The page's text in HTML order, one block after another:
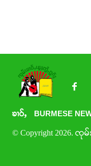
ၶၢဝ်ႇ BURMESE
© Copyright 2026. ၸုမ်